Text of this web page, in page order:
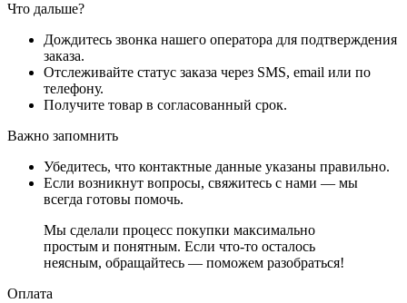
Что дальше?
Дождитесь звонка нашего оператора для подтверждения
заказа.
Отслеживайте статус заказа через SMS, email или по
телефону.
Получите товар в согласованный срок.
Важно запомнить
Убедитесь, что контактные данные указаны правильно.
Если возникнут вопросы, свяжитесь с нами — мы
всегда готовы помочь.
Мы сделали процесс покупки максимально
простым и понятным. Если что-то осталось
неясным, обращайтесь — поможем разобраться!
Оплата